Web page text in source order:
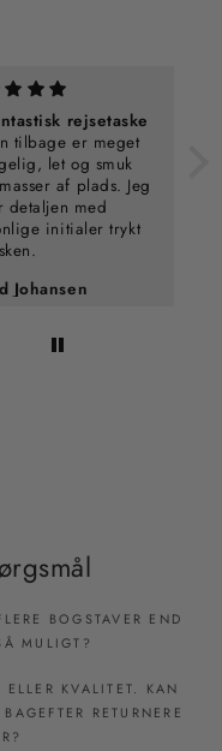
rejsetaske
tilbage er meget
let og smuk
af plads. Jeg
detaljen med
initialer trykt
Johansen
BOGSTAVER END
MULIGT?
KVALITET. KAN
RETURNERE